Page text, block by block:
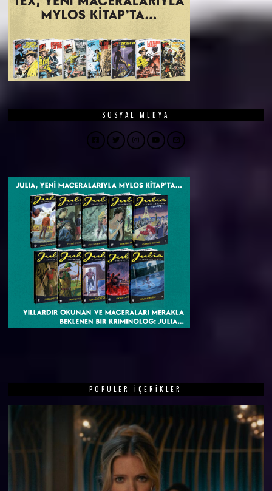
SOSYAL MEDYA
Facebook
TwitterInstagram
YouTubeEmail
POPÜLER İÇERIKLER